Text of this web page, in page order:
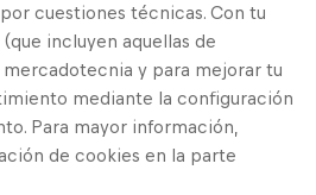
cuestiones técnicas. Con tu
incluyen aquellas de
y para mejorar tu
mediante la configuración
Para mayor información,
de cookies en la parte